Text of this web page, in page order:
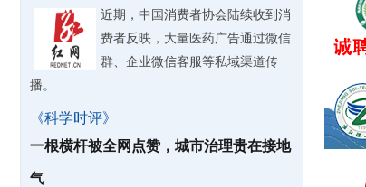
近期，中国消费者协会陆续收到消
费者反映，大量医药广告通过微信
群、企业微信客服等私域渠道传
播。
《科学时评》
一根横杆被全网点赞，城市治理贵在接地
气